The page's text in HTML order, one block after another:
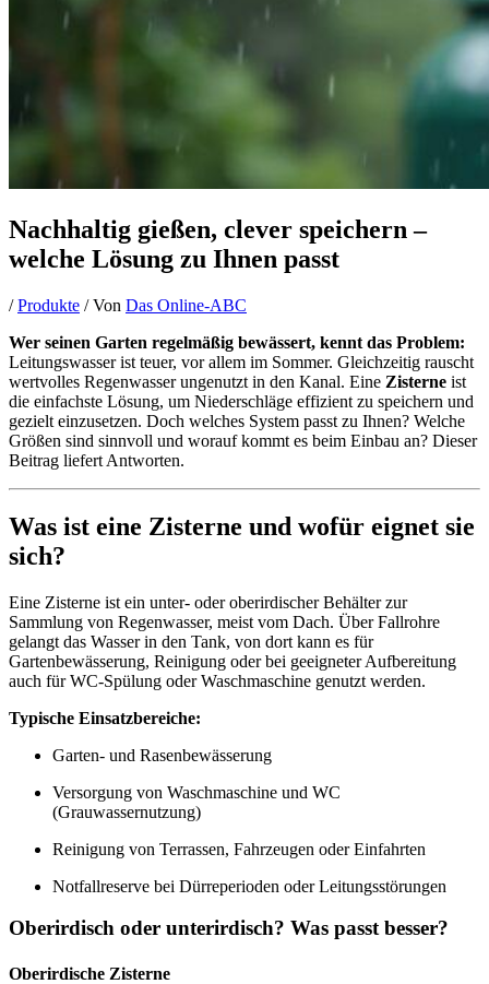
Nachhaltig gießen, clever speichern –
welche Lösung zu Ihnen passt
/Produkte / Von Das Online-ABC
Wer seinen Garten regelmäßig bewässert, kennt das Problem:
Leitungswasser ist teuer, vor allem im Sommer. Gleichzeitig rauscht
wertvolles Regenwasser ungenutzt in den Kanal. Eine Zisterne ist
die einfachste Lösung, um Niederschläge effizient zu speichern und
gezielt einzusetzen. Doch welches System passt zu Ihnen? Welche
Größen sind sinnvoll und worauf kommt es beim Einbau an? Dieser
Beitrag liefert Antworten.
Was ist eine Zisterne und wofür eignet sie
sich?
Eine Zisterne ist ein unter- oder oberirdischer Behälter zur
Sammlung von Regenwasser, meist vom Dach. Über Fallrohre
gelangt das Wasser in den Tank, von dort kann es für
Gartenbewässerung, Reinigung oder bei geeigneter Aufbereitung
auch für WC-Spülung oder Waschmaschine genutzt werden.
Typische Einsatzbereiche:
Garten- und Rasenbewässerung
Versorgung von Waschmaschine und WC
(Grauwassernutzung)
Reinigung von Terrassen, Fahrzeugen oder Einfahrten
Notfallreserve bei Dürreperioden oder Leitungsstörungen
Oberirdisch oder unterirdisch? Was passt besser?
Oberirdische Zisterne